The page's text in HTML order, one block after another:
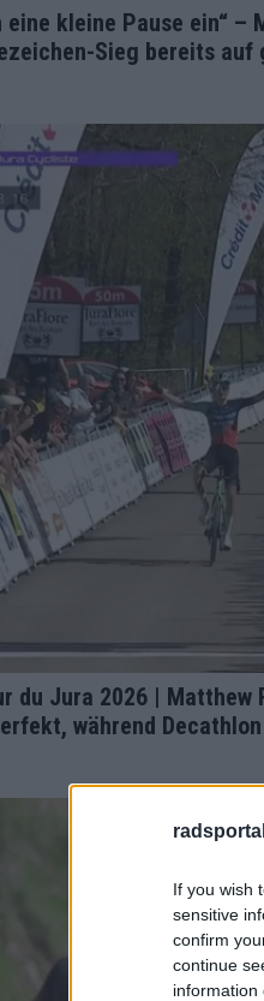
If you wish
sensitive
confirm
continue
information
kleine Pause ein“
Sieg bereits
du Jura 2026 |
während